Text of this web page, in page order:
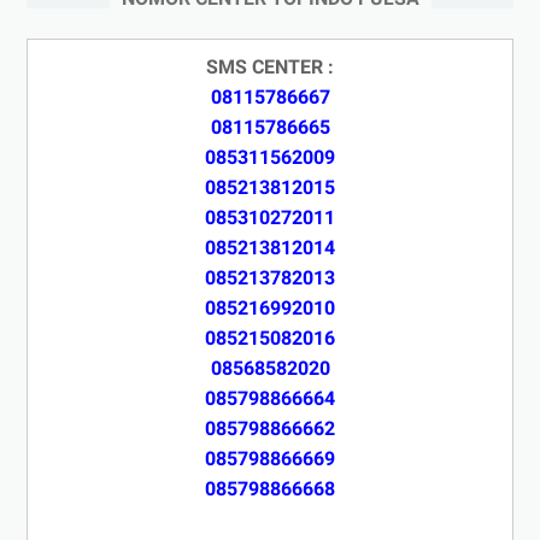
SMS CENTER :
08115786667
08115786665
085311562009
085213812015
085310272011
085213812014
085213782013
085216992010
085215082016
08568582020
085798866664
085798866662
085798866669
085798866668